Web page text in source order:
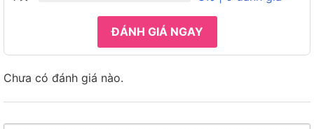
ĐÁNH GIÁ NGAY
Chưa có đánh giá nào.